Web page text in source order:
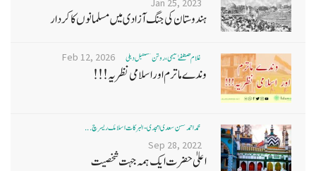
Jan 25, 2023
ہندوستان کی جنگ آزادی میں مسلمانوں کا کردار
غلام مصطفےٰ نعیمی، روشن مستقبل دہلی Feb 12, 2026
وندے ماترم اور اسلامی نظریہ!!!
محمد احمد حسن سعدی امجدی - البرکات اسلامک ریسرچ ...
Sep 28, 2022
اعلیٰ حضرت ایک ہمہ جہت شخصیت